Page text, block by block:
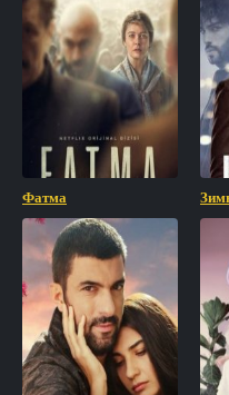
Фатма